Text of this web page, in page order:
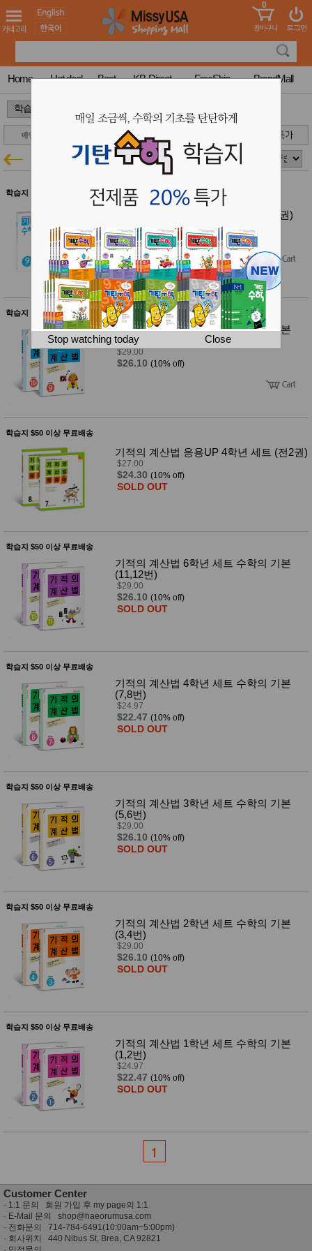
도 어린이
청소년
컬러링
북
한국학
습지
미국학
습지
고
국 송
꽃배송
건 홍삼전
드
건강보
조제품
건강식
품
Diet/여
성용품
뷰 스킨케
메이크
업
헤어케
어/염색
바디케
어/향수
장품
미용제
주방가
전
계절/생
활가전
건강가
주
방
명품식
기브랜
드
보관용
기
조리용
품
주방소
품
품 공식품
쌀/잡곡/
양념/소
스/가루
건조식
농산품
놀이방
유아 보
드(칠
판)
조형물
DIY
유아 이
유식
아기띠/
품
건강/미
용품
성장발
달교육
용품
어른내
내의
가방/지
스
패션/잡
화
세탁세
제
일상 돋
용품
WALL
DECO
Pet
Supplies
문 공연/행
MissyShop
Login
0
Home Hot deal Best KB-Direct FreeShip BrandMall
Stop watching today Close
길벗 기적의 계산법학습지특가
학습지 $50 이상 무료배송
기적의 수학 문장제 5학년 세트 (전2권)
$29.00
$26.10(10% off)
학습지 $50 이상 무료배송
기적의 계산법 5학년 세트 수학의 기본
(9,10번)
$29.00
$26.10 (10% off)
학습지 $50 이상 무료배송
기적의 계산법 응용UP 4학년 세트 (전2권)
$27.00
$24.30 (10% off)
SOLD OUT
학습지 $50 이상 무료배송
기적의 계산법 6학년 세트 수학의 기본
(11,12번)
$29.00
$26.10 (10% off)
SOLD OUT
학습지 $50 이상 무료배송
기적의 계산법 4학년 세트 수학의 기본
(7,8번)
$24.97
$22.47 (10% off)
SOLD OUT
학습지 $50 이상 무료배송
기적의 계산법 3학년 세트 수학의 기본
(5,6번)
$29.00
$26.10 (10% off)
SOLD OUT
학습지 $50 이상 무료배송
기적의 계산법 2학년 세트 수학의 기본
(3,4번)
$29.00
$26.10 (10% off)
SOLD OUT
학습지 $50 이상 무료배송
기적의 계산법 1학년 세트 수학의 기본
(1,2번)
$24.97
$22.47 (10% off)
SOLD OUT
1
Customer Center
· 1:1 문의 회원 가입 후 my page의 1:1
· E-Mail 문의 shop@haeorumusa.com
· 전화문의 714-784-6491(10:00am~5:00pm)
· 회사위치 440 Nibus St, Brea, CA 92821